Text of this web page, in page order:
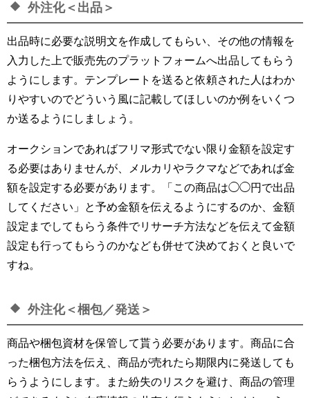
外注化＜出品＞
出品時に必要な説明文を作成してもらい、その他の情報を
入力した上で販売先のプラットフォームへ出品してもらう
ようにします。テンプレートを送ると依頼された人はわか
りやすいのでどういう風に記載してほしいのか例をいくつ
か送るようにしましょう。
オークションであればフリマ形式でない限り金額を設定す
る必要はありませんが、メルカリやラクマなどであれば金
額を設定する必要があります。「この商品は◯◯円で出品
してください」と予め金額を伝えるようにするのか、金額
設定までしてもらう条件でリサーチ方法などを伝えて金額
設定も行ってもらうのかなども併せて決めておくと良いで
すね。
外注化＜梱包／発送＞
商品や梱包資材を保管して貰う必要があります。商品に合
った梱包方法を伝え、商品が売れたら期限内に発送しても
らうようにします。また紛失のリスクを避け、商品の管理